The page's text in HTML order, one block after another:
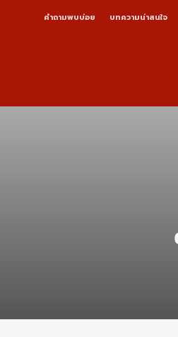
คำถามพบบ่อย บทความน่าสนใจ